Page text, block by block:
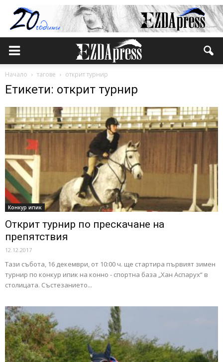
Начало тагове открит турнир
Етикети: открит турнир
Конкур ипик
Открит турнир по прескачане на
препятствия
12.12.2017
Тази събота, 16 декември, от 10:00 ч. ще стартира първият зимен
турнир по конкур ипик на конно - спортна база „Хан Аспарух“ в
столицата. Състезанието...